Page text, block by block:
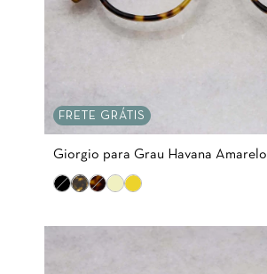
FRETE GRÁTIS
Giorgio para Grau Havana Amarelo